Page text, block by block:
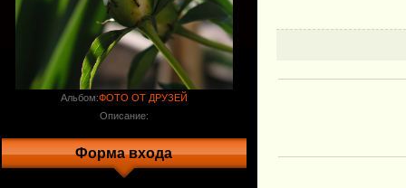
Альбом:ФОТО ОТ ДРУЗЕЙ
Описание:
Форма входа